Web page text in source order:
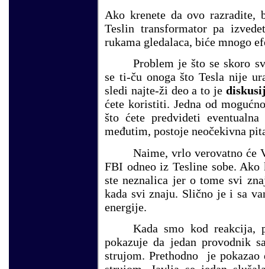
Ako krenete da ovo razradite,
Teslin transformator pa
rukama gledalaca, biće mnogo
Problem je što se skoro
se ti-ču onoga što Tesla nije
sledi najte-ži deo a to je
ćete koristiti. Jedna od
što ćete predvideti
međutim, postoje neočekivna
Naime, vrlo verovatno će
FBI odneo iz Tesline sobe. Ako
ste neznalica jer o tome svi
kada svi znaju. Slično je i sa
energije.
Kada smo kod
pokazuje da jedan provodnik
strujom. Prethodno je pokazao